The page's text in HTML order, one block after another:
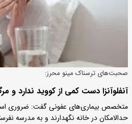
صحبت‌های ترسناک مینو محرز:
آنفلوآنزا دست کمی از کووید ندارد و
متخصص بیماری‌های عفونی گفت: ضروری
حدالامکان در خانه نگهدارند و به مدرسه